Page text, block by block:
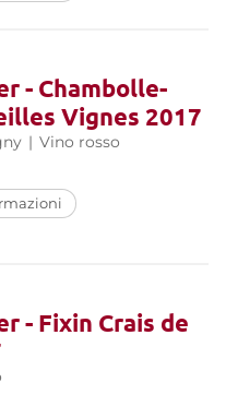
- Chambolle-
Vignes 2017
| Vino rosso
- Fixin Crais de